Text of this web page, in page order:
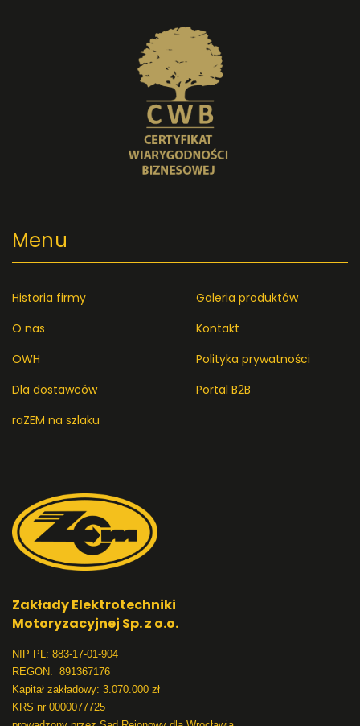
Menu
Historia firmy
Galeria produktów
O nas
Kontakt
OWH
Polityka prywatności
Dla dostawców
Portal B2B
raZEM na szlaku
Zakłady Elektrotechniki
Motoryzacyjnej Sp. z o.o.
NIP PL: 883-17-01-904
REGON: 891367176
Kapitał zakładowy: 3.070.000 zł
KRS nr 0000077725